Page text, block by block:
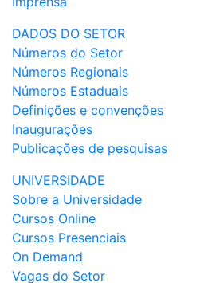
DADOS DO SETOR
Números do Setor
Números Regionais
Números Estaduais
Definições e convenções
Inaugurações
Publicações de pesquisas
UNIVERSIDADE
Sobre a Universidade
Cursos Online
Cursos Presenciais
On Demand
Vagas do Setor